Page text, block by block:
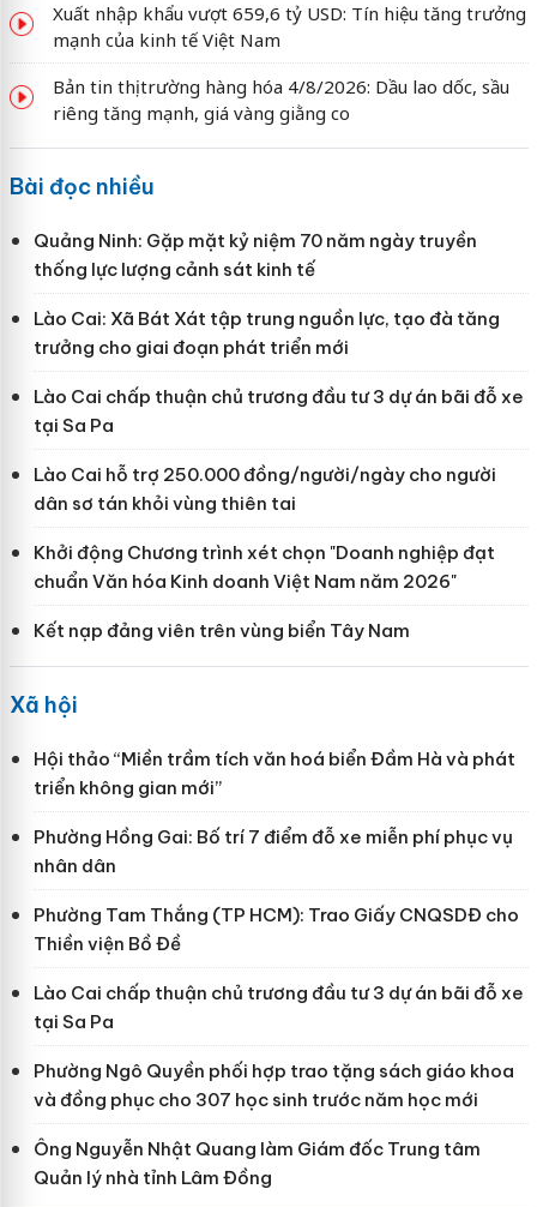
Xuất nhập khẩu vượt 659,6 tỷ USD: Tín hiệu tăng trưởng
mạnh của kinh tế Việt Nam
Bản tin thị trường hàng hóa 4/8/2026: Dầu lao dốc, sầu
riêng tăng mạnh, giá vàng giằng co
Bài đọc nhiều
Quảng Ninh: Gặp mặt kỷ niệm 70 năm ngày truyền
thống lực lượng cảnh sát kinh tế
Lào Cai: Xã Bát Xát tập trung nguồn lực, tạo đà tăng
trưởng cho giai đoạn phát triển mới
Lào Cai chấp thuận chủ trương đầu tư 3 dự án bãi đỗ xe
tại Sa Pa
Lào Cai hỗ trợ 250.000 đồng/người/ngày cho người
dân sơ tán khỏi vùng thiên tai
Khởi động Chương trình xét chọn "Doanh nghiệp đạt
chuẩn Văn hóa Kinh doanh Việt Nam năm 2026"
Kết nạp đảng viên trên vùng biển Tây Nam
Xã hội
Hội thảo “Miền trầm tích văn hoá biển Đầm Hà và phát
triển không gian mới”
Phường Hồng Gai: Bố trí 7 điểm đỗ xe miễn phí phục vụ
nhân dân
Phường Tam Thắng (TP HCM): Trao Giấy CNQSDĐ cho
Thiền viện Bồ Đề
Lào Cai chấp thuận chủ trương đầu tư 3 dự án bãi đỗ xe
tại Sa Pa
Phường Ngô Quyền phối hợp trao tặng sách giáo khoa
và đồng phục cho 307 học sinh trước năm học mới
Ông Nguyễn Nhật Quang làm Giám đốc Trung tâm
Quản lý nhà tỉnh Lâm Đồng